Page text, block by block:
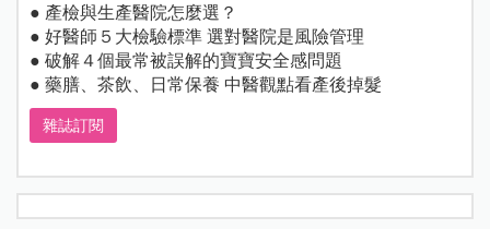
● 產檢與生產醫院怎麼選？
● 好醫師５大檢驗標準 選對醫院是風險管理
● 破解４個最常被誤解的寶寶安全感問題
● 藥膳、茶飲、日常保養 中醫觀點看產後掉髮
雜誌訂閱